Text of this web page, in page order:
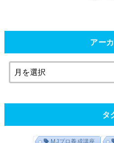
アー
タ
MJプロ養成講座